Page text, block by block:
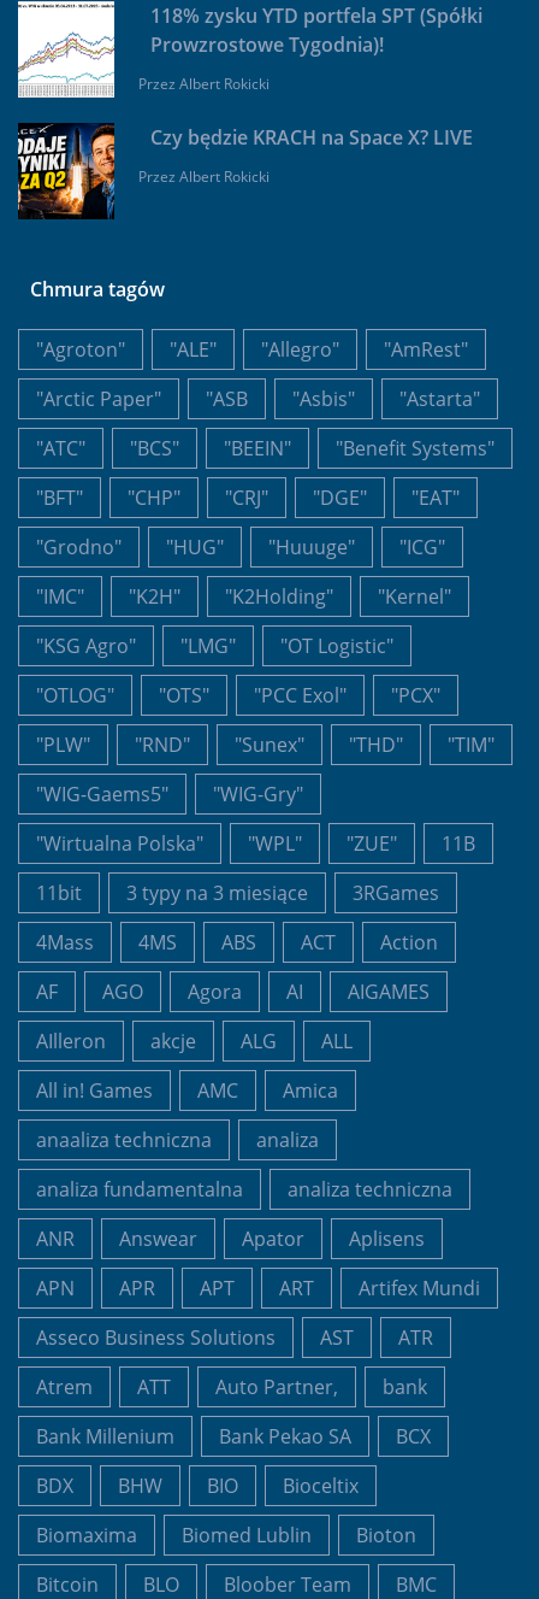
118% zysku YTD portfela SPT (Spółki
Prowzrostowe Tygodnia)!
Przez Albert Rokicki
Czy będzie KRACH na Space X? LIVE
Przez Albert Rokicki
Chmura tagów
"Agroton" "ALE" "Allegro"
"AmRest"
"Arctic Paper"
"ASB "Asbis"
"Astarta"
"ATC"
"BCS" "BEEIN"
"Benefit Systems"
"BFT"
"CHP" "CRJ" "DGE"
"EAT"
"Grodno"
"HUG" "Huuuge"
"ICG"
"IMC"
"K2H" "K2Holding"
"Kernel"
"KSG Agro"
"LMG"
"OT Logistic"
"OTLOG"
"OTS" "PCC Exol"
"PCX"
"PLW"
"RND" "Sunex" "THD"
"TIM"
"WIG-Gaems5"
"WIG-Gry"
"Wirtualna Polska"
"WPL" "ZUE"
11B
11bit
3 typy na 3 miesiące
3RGames
4Mass
4MS ABS ACT
Action
AF
AGO Agora AI
AIGAMES
AIlleron
akcje ALG
ALL
All in! Games
AMC
Amica
anaaliza techniczna
analiza
analiza fundamentalna
analiza techniczna
ANR
Answear Apator
Aplisens
APN
APR APT ART
Artifex Mundi
Asseco Business Solutions
AST
ATR
Atrem
ATT Auto Partner,
bank
Bank Millenium
Bank Pekao SA
BCX
BDX
BHW BIO
Bioceltix
Biomaxima
Biomed Lublin
Bioton
Bitcoin
BLO Bloober Team
BMC